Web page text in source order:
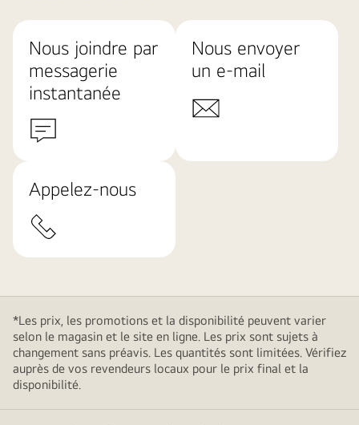
Nous joindre par
messagerie
instantanée
Nous envoyer
un e-mail
Appelez-nous
*Les prix, les promotions et la disponibilité peuvent varier
selon le magasin et le site en ligne. Les prix sont sujets à
changement sans préavis. Les quantités sont limitées. Vérifiez
auprès de vos revendeurs locaux pour le prix final et la
disponibilité.